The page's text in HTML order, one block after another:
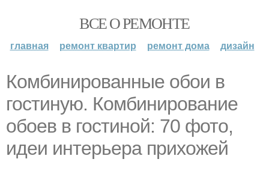
ВСЕ О РЕМОНТЕ
главная ремонт квартир ремонт дома дизайн
Комбинированные обои в
гостиную. Комбинирование
обоев в гостиной: 70 фото,
идеи интерьера прихожей